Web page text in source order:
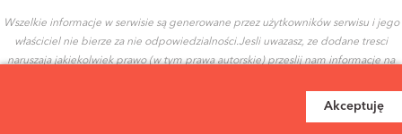
Akceptuję
Wszelkie informacje w serwisie są generowane przez użytkowników serwisu i jego
właściciel nie bierze za nie odpowiedzialności.Jesli uwazasz, ze dodane tresci
naruszaja jakiekolwiek prawo (w tym prawa autorskie) przeslij nam informacje na